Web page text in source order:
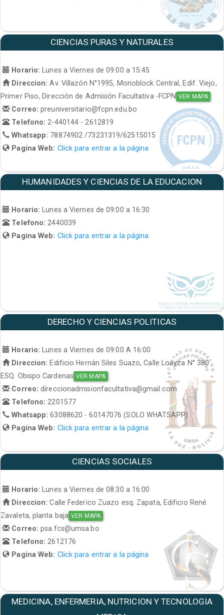
CIENCIAS PURAS Y NATURALES
Horario:
Lunes a Viernes de 09:00 a 15:45
Direccion: Av. Villazón N°1995, Monoblock Central, Edif. Viejo,
Primer Piso, Dirección de Admisión Facultativa -FCPN VER MAPA
Correo:preuniversitario@fcpn.edu.bo
Telefono: 2-440144 - 2612819
Whatsapp: 78874902 /73231319/62515015
Pagina Web: Click para entrar a la página
HUMANIDADES Y CIENCIAS DE LA EDUCACION
Horario: Lunes a Viernes de 09:00 a 16:30
Telefono:2440039
Pagina Web: Click para entrar a la página
DERECHO Y CIENCIAS POLITICAS
Horario:
Lunes a Viernes de 09:00 A 16:00
Direccion: Edificio Hernán Siles Suazo, Calle Loayza N° 380
ESQ. Obispo Cardenas VER MAPA
Correo:direccionadmisionfacultativa@gmail.com
Telefono: 2201577
Whatsapp:63088620 - 60147076 (SOLO WHATSAPP)
Pagina Web: Click para entrar a la página
CIENCIAS SOCIALES
Horario:
Lunes a Viernes de 08:30 a 16:00
Direccion: Calle Federico Zuazo esq. Zapata, Edificio René
Zavaleta, planta baja VER MAPA
Correo:psa.fcs@umsa.bo
Telefono: 2612176
Pagina Web: Click para entrar a la página
MEDICINA, ENFERMERIA, NUTRICION Y TECNOLOGIA